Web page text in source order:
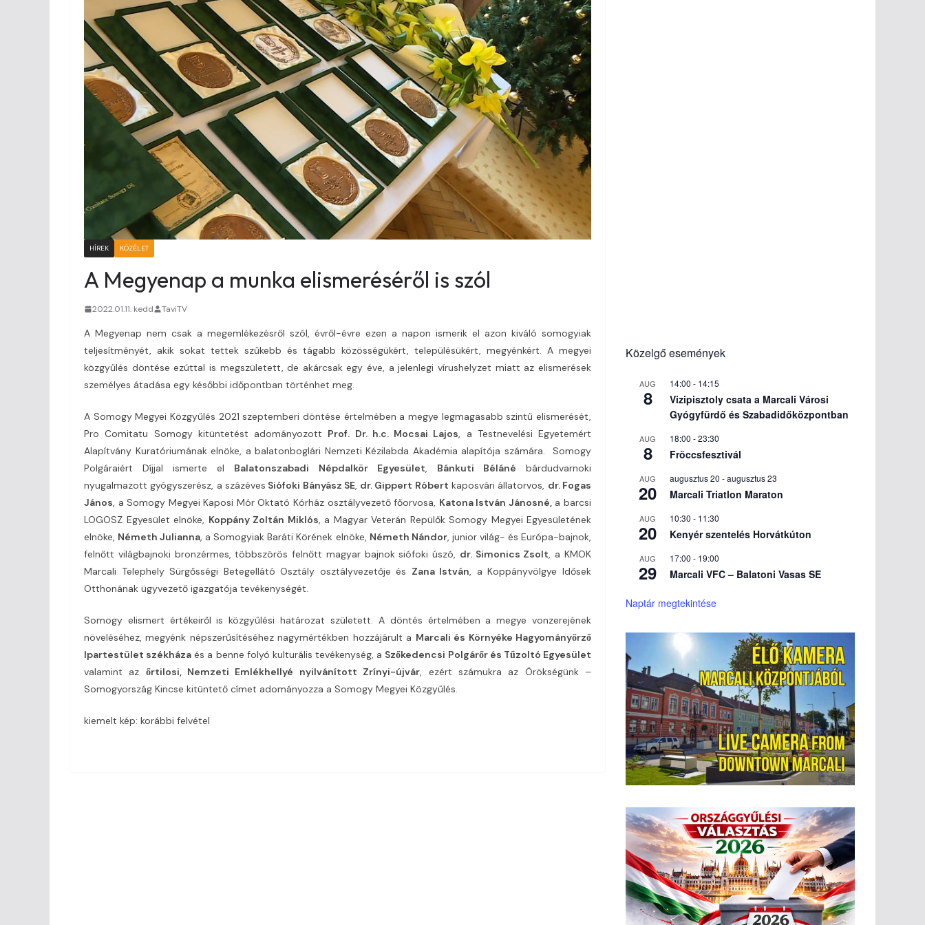
HÍREK KÖZÉLET
A Megyenap a munka elismeréséről is szól
2022.01.11. kedd TaviTV
A Megyenap nem csak a megemlékezésről szól, évről-évre ezen a napon ismerik el azon kiváló somogyiak
teljesítményét, akik sokat tettek szűkebb és tágabb közösségükért, településükért, megyénkért. A megyei
közgyűlés döntése ezúttal is megszületett, de akárcsak egy éve, a jelenlegi vírushelyzet miatt az elismerések
személyes átadása egy későbbi időpontban történhet meg.
A Somogy Megyei Közgyűlés 2021 szeptemberi döntése értelmében a megye legmagasabb szintű elismerését,
Pro Comitatu Somogy kitüntetést adományozott Prof. Dr. h.c. Mocsai Lajos, a Testnevelési Egyetemért
Alapítvány Kuratóriumának elnöke, a balatonboglári Nemzeti Kézilabda Akadémia alapítója számára. Somogy
Polgáraiért Díjjal ismerte el Balatonszabadi Népdalkör Egyesület, Bánkuti Béláné bárdudvarnoki
nyugalmazott gyógyszerész, a százéves Siófoki Bányász SE, dr. Gippert Róbert kaposvári állatorvos, dr. Fogas
János, a Somogy Megyei Kaposi Mór Oktató Kórház osztályvezető főorvosa, Katona István Jánosné,a barcsi
LOGOSZ Egyesület elnöke, Koppány Zoltán Miklós, a Magyar Veterán Repülők Somogy Megyei Egyesületének
elnöke, Németh Julianna, a Somogyiak Baráti Körének elnöke, Németh Nándor, junior világ- és Európa-bajnok,
felnőtt világbajnoki bronzérmes, többszörös felnőtt magyar bajnok siófoki úszó, dr. Simonics Zsolt, a KMOK
Marcali Telephely Sürgősségi Betegellátó Osztály osztályvezetője és Zana István, a Koppányvölgye Idősek
Otthonának ügyvezető igazgatója tevékenységét.
Somogy elismert értékeiről is közgyűlési határozat született. A döntés értelmében a megye vonzerejének
növeléséhez, megyénk népszerűsítéséhez nagymértékben hozzájárult a Marcali és Környéke Hagyományőrző
Ipartestület székháza és a benne folyó kulturális tevékenység, a Szőkedencsi Polgárőr és Tűzoltó Egyesület
valamint az őrtilosi, Nemzeti Emlékhellyé nyilvánított Zrínyi-újvár, ezért számukra az Örökségünk –
Somogyország Kincse kitüntető címet adományozza a Somogy Megyei Közgyűlés.
kiemelt kép: korábbi felvétel
Közelgő események
AUG
8
14:00 - 14:15
Vizipisztoly csata a Marcali Városi
Gyógyfürdő és Szabadidőközpontban
AUG
8
18:00 -23:30
Fröccsfesztivál
AUG
20
augusztus 20 -augusztus 23
Marcali Triatlon Maraton
AUG
20
10:30 - 11:30
Kenyér szentelés Horvátkúton
AUG
29
17:00 - 19:00
Marcali VFC – Balatoni Vasas SE
Naptár megtekintése